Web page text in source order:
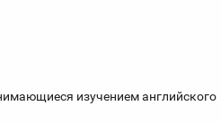
изучением английского